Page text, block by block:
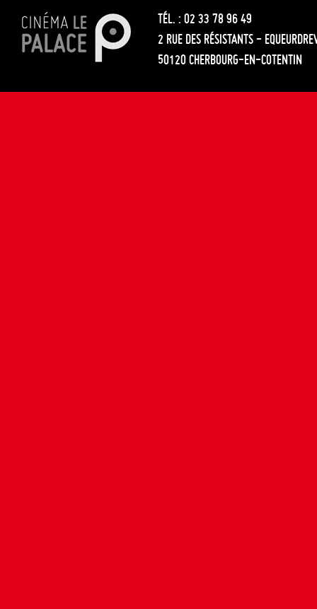
articles
les
articles
TÉL. : 02 33 78 96 49
2 RUE DES RÉSISTANTS -
50120 CHERBOURG-EN-COTENTIN